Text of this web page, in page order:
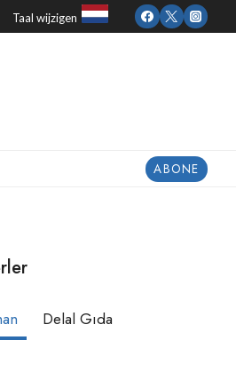
Taal wijzigen
ABONE
Delal Gıda